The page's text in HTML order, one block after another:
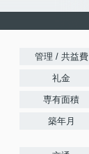
管理 / 共益費
礼金
専有面積
築年月